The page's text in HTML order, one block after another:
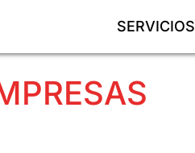
SERVICIOS